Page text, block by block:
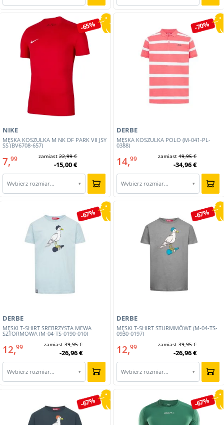
-65%
MĘSKA KOSZULKA M NK DF PARK VII JSY
SS (BV6708-657)
NIKE
7,99 zamiast22,99 €
-15,00 €
Wybierz rozmiar… ▾
-70%
MĘSKA KOSZULKA POLO (M-041-PL-
0388)
DERBE
14,99 zamiast49,95 €
-34,96 €
Wybierz rozmiar… ▾
-67%
MĘSKI T-SHIRT SREBRZYSTA MEWA
SZTORMOWA (M-04-TS-0190-010)
DERBE
12,99 zamiast39,95 €
-26,96 €
Wybierz rozmiar… ▾
-67%
MĘSKI T-SHIRT STURMMÖWE (M-04-TS-
0930-0197)
DERBE
12,99 zamiast39,95 €
-26,96 €
Wybierz rozmiar… ▾
-67% -67%